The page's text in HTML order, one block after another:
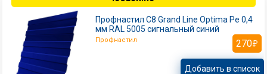
Профнастил С8 Grand Line Optima Pe 0,4
мм RAL 5005 сигнальный синий
Профнастил 270
Добавить в список